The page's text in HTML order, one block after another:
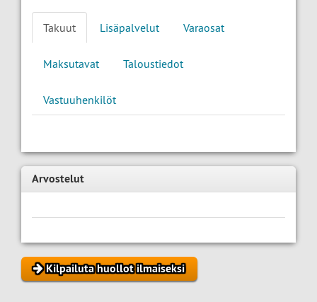
Takuut Lisäpalvelut Varaosat
Maksutavat Taloustiedot
Vastuuhenkilöt
Arvostelut
Kilpailuta huollot ilmaiseksi